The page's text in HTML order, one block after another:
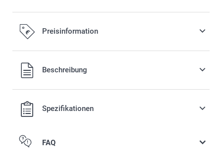
Preisinformation
Alle Preise verstehen sich in EURO (€) inkl. MwSt. und zzgl.
Versandkosten.Beschreibung
Spezifikationen
FAQ